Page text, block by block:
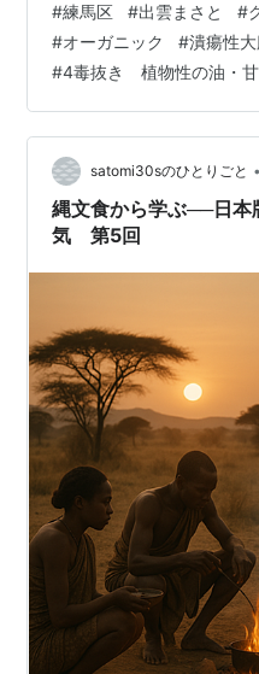
れ、過剰摂取じゃなければ
らに、 絵が上手い、かけ
球が上手い そんなもの自
野敏◯氏や、武田邦◯氏
ゲがある わたしは思いま
意分野で再起…
#練馬区 #出雲まさと #
#オーガニック #潰瘍性
#4毒抜き 植物性の油・
satomi30sのひとりごと •
縄文食から学ぶ──日本
気 第5回